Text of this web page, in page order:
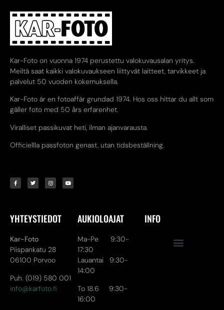
Kar-Foto on vuonna 1974 perustettu valokuvausalan yritys.
Meiltä saat kaikki valokuvaukseen liittyvät laitteet, tarvikkeet ja
palvelut 50 vuoden kokemuksella.
Kar-Foto är en fotoaffär grundad 1974. Hos oss hittar du allt som
gäller foto med 50 års erfarenhet.
Viralliset passikuvat heti, ilman ajanvarausta.
Officiellla passfoton genast, utan tidsbeställning.
YHTEYSTIEDOT
Kar-Foto
Piispankatu 28
06100 Porvoo
Puh. (019) 580 001
info@karfoto.fi
AUKIOLOAJAT
Ma-Pe 9:30-
17:30
Lauantai 9:30-
14:00
To 18.6 9:30-
16:00
INFO